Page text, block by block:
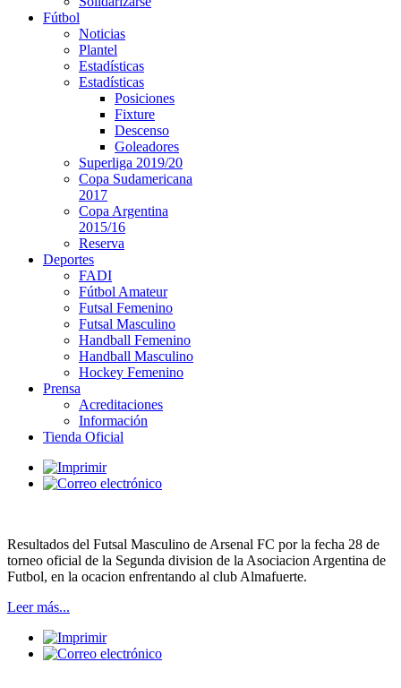
Fútbol
Noticias
Plantel
Estadísticas
Estadísticas
Posiciones
Fixture
Descenso
Goleadores
Superliga 2019/20
Copa Sudamericana
2017
Copa Argentina
2015/16
Reserva
Deportes
FADI
Fútbol Amateur
Futsal Femenino
Futsal Masculino
Handball Femenino
Handball Masculino
Hockey Femenino
Prensa
Acreditaciones
Información
Tienda Oficial
Resultados del Futsal Masculino de Arsenal FC por la fecha 28 de
torneo oficial de la Segunda division de la Asociacion Argentina de
Futbol, en la ocacion enfrentando al club Almafuerte.
Leer más...